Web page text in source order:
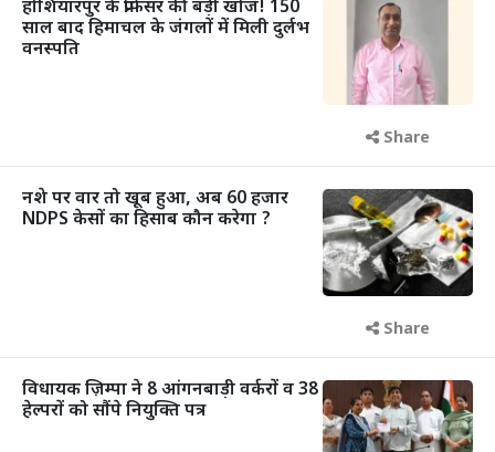
होशियारपुर के प्रोफेसर की बड़ी खोज! 150
साल बाद हिमाचल के जंगलों में मिली दुर्लभ
वनस्पति
Share
नशे पर वार तो खूब हुआ, अब 60 हजार
NDPS केसों का हिसाब कौन करेगा ?
Share
विधायक ज़िम्पा ने 8 आंगनबाड़ी वर्करों व 38
हेल्परों को सौंपे नियुक्ति पत्र